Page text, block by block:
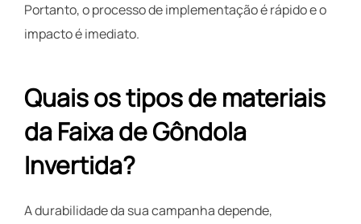
Portanto, o processo de implementação é rápido e o
impacto é imediato.
Quais os tipos de materiais
da Faixa de Gôndola
Invertida?
A durabilidade da sua campanha depende,